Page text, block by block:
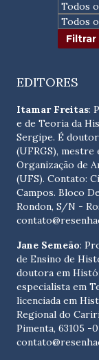
EDITORES
Itamar Freitas:
e de Teoria da
Sergipe. É
(UFRGS), mestre
Organização de
(UFS). Contato:
Campos. Bloco
Rondon, S/N -
Jane Semeão:
de Ensino de
doutora em
especialista em
licenciada em
Regional do
Pimenta, 63105 -